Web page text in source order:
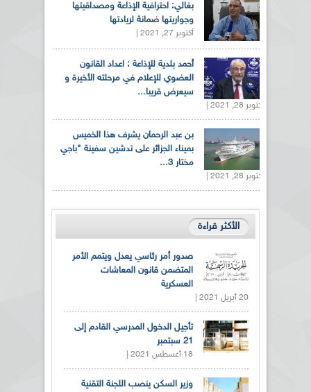
بغالي: احترافية الإذاعة ومصداقيتها
وجواريتها ضمانة لريادتها
أكتوبر 27, 2021 |
أحمد بلدية للإذاعة : اعداد القانون
العضوي للإعلام في مرحلته الأخيرة و
سيعرض قريبا...
أكتوبر 28, 2021 |
بن عبد الرحمان يشرف هذا الخميس
بميناء الجزائر على تدشين سفينة "باجي
مختار 3...
أكتوبر 28, 2021 |
الأكثر قراءة
صدور أمر رئاسي يعدل ويتمم الأمر
المتضمن قانون المعاشات
العسكرية
20 أبريل 2021 |
تأجيل الدخول المدرسي القادم إلى
21 سبتمبر
18 أغسطس 2021 |
وزير السكن ينصب اللجنة التقنية